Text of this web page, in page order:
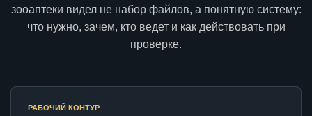
зооаптеки видел не набор файлов, а понятную систему:
что нужно, зачем, кто ведет и как действовать при
проверке.
РАБОЧИЙ КОНТУР